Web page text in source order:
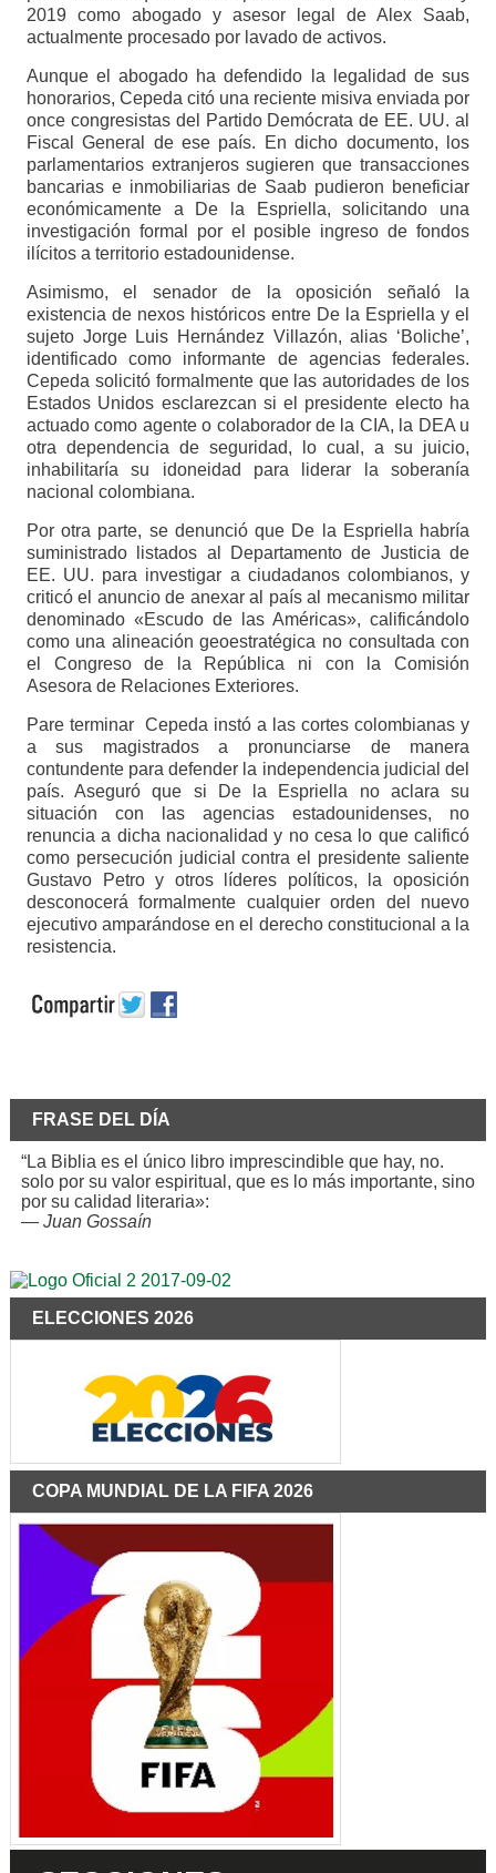
2019 como abogado y asesor legal de Alex Saab,
actualmente procesado por lavado de activos.
Aunque el abogado ha defendido la legalidad de sus
honorarios, Cepeda citó una reciente misiva enviada por
once congresistas del Partido Demócrata de EE. UU. al
Fiscal General de ese país. En dicho documento, los
parlamentarios extranjeros sugieren que transacciones
bancarias e inmobiliarias de Saab pudieron beneficiar
económicamente a De la Espriella, solicitando una
investigación formal por el posible ingreso de fondos
ilícitos a territorio estadounidense.
Asimismo, el senador de la oposición señaló la
existencia de nexos históricos entre De la Espriella y el
sujeto Jorge Luis Hernández Villazón, alias ‘Boliche’,
identificado como informante de agencias federales.
Cepeda solicitó formalmente que las autoridades de los
Estados Unidos esclarezcan si el presidente electo ha
actuado como agente o colaborador de la CIA, la DEA u
otra dependencia de seguridad, lo cual, a su juicio,
inhabilitaría su idoneidad para liderar la soberanía
nacional colombiana.
Por otra parte, se denunció que De la Espriella habría
suministrado listados al Departamento de Justicia de
EE. UU. para investigar a ciudadanos colombianos, y
criticó el anuncio de anexar al país al mecanismo militar
denominado «Escudo de las Américas», calificándolo
como una alineación geoestratégica no consultada con
el Congreso de la República ni con la Comisión
Asesora de Relaciones Exteriores.
Pare terminar Cepeda instó a las cortes colombianas y
a sus magistrados a pronunciarse de manera
contundente para defender la independencia judicial del
país. Aseguró que si De la Espriella no aclara su
situación con las agencias estadounidenses, no
renuncia a dicha nacionalidad y no cesa lo que calificó
como persecución judicial contra el presidente saliente
Gustavo Petro y otros líderes políticos, la oposición
desconocerá formalmente cualquier orden del nuevo
ejecutivo amparándose en el derecho constitucional a la
resistencia.
FRASE DEL DÍA
“La Biblia es el único libro imprescindible que hay, no.
solo por su valor espiritual, que es lo más importante, sino
por su calidad literaria»:
— Juan Gossaín
ELECCIONES 2026
COPA MUNDIAL DE LA FIFA 2026